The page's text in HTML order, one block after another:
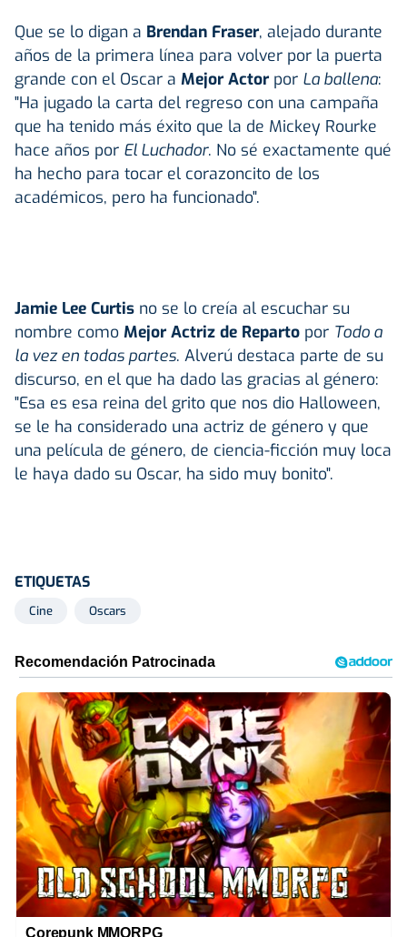
Que se lo digan a Brendan Fraser, alejado durante
años de la primera línea para volver por la puerta
grande con el Oscar a Mejor Actor por La ballena:
"Ha jugado la carta del regreso con una campaña
que ha tenido más éxito que la de Mickey Rourke
hace años por El Luchador. No sé exactamente qué
ha hecho para tocar el corazoncito de los
académicos, pero ha funcionado".
Jamie Lee Curtis no se lo creía al escuchar su
nombre como Mejor Actriz de Reparto por Todo a
la vez en todas partes. Alverú destaca parte de su
discurso, en el que ha dado las gracias al género:
"Esa es esa reina del grito que nos dio Halloween,
se le ha considerado una actriz de género y que
una película de género, de ciencia-ficción muy loca
le haya dado su Oscar, ha sido muy bonito".
ETIQUETAS
Cine Oscars
Corepunk MMORPG